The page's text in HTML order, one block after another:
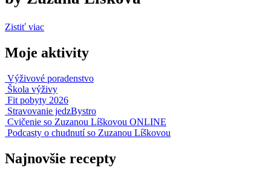
Zistiť viac
Moje aktivity
Výživové poradenstvo
Škola výživy
Fit pobyty 2026
Stravovanie jedzBystro
Cvičenie so Zuzanou Líškovou ONLINE
Podcasty o chudnutí so Zuzanou Líškovou
Najnovšie recepty